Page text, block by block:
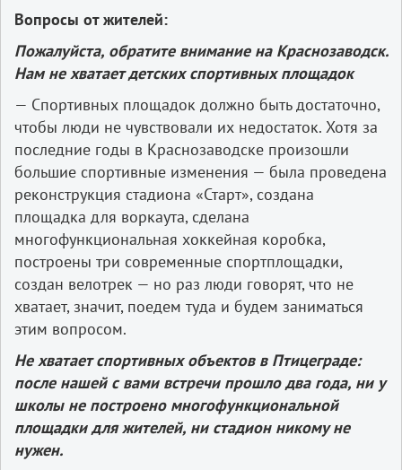
Вопросы от жителей:
Пожалуйста, обратите внимание на Краснозаводск.
Нам не хватает детских спортивных площадок
— Спортивных площадок должно быть достаточно,
чтобы люди не чувствовали их недостаток. Хотя за
последние годы в Краснозаводске произошли
большие спортивные изменения — была проведена
реконструкция стадиона «Старт», создана
площадка для воркаута, сделана
многофункциональная хоккейная коробка,
построены три современные спортплощадки,
создан велотрек — но раз люди говорят, что не
хватает, значит, поедем туда и будем заниматься
этим вопросом.
Не хватает спортивных объектов в Птицеграде:
после нашей с вами встречи прошло два года, ни у
школы не построено многофункциональной
площадки для жителей, ни стадион никому не
нужен.